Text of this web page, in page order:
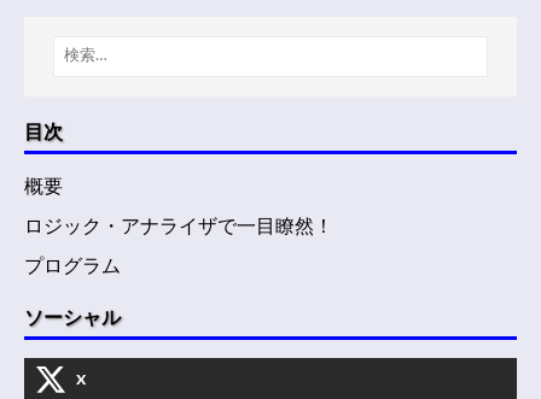
目次
概要
ロジック・アナライザで一目瞭然！
プログラム
ソーシャル
x